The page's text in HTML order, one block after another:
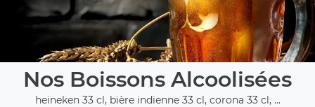
Nos Boissons Alcoolisées
heineken 33 cl, bière indienne 33 cl, corona 33 cl, ...